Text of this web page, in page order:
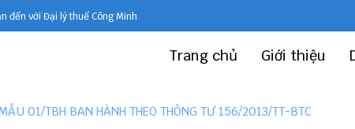
đến với Đại lý thuế Công Minh
Trang chủ Giới thiệu
01/TBH BAN HÀNH THEO THÔNG TƯ 156/2013/TT-BTC